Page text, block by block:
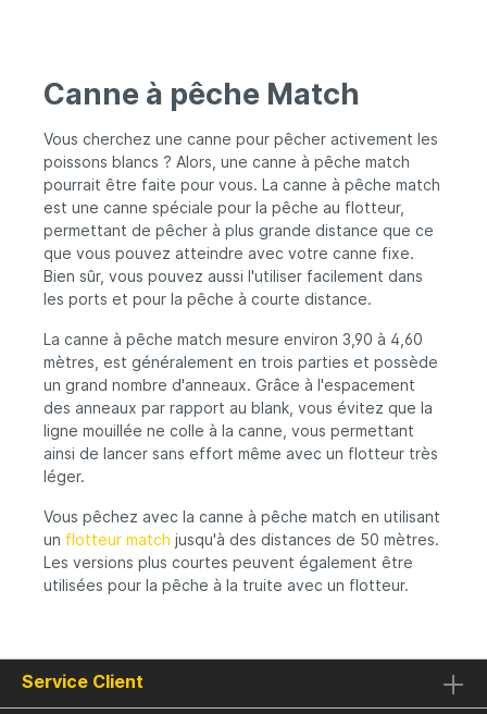
Canne à pêche Match
Vous cherchez une canne pour pêcher activement les
poissons blancs ? Alors, une canne à pêche match
pourrait être faite pour vous. La canne à pêche match
est une canne spéciale pour la pêche au flotteur,
permettant de pêcher à plus grande distance que ce
que vous pouvez atteindre avec votre canne fixe.
Bien sûr, vous pouvez aussi l'utiliser facilement dans
les ports et pour la pêche à courte distance.
La canne à pêche match mesure environ 3,90 à 4,60
mètres, est généralement en trois parties et possède
un grand nombre d'anneaux. Grâce à l'espacement
des anneaux par rapport au blank, vous évitez que la
ligne mouillée ne colle à la canne, vous permettant
ainsi de lancer sans effort même avec un flotteur très
léger.
Vous pêchez avec la canne à pêche match en utilisant
un flotteur match jusqu'à des distances de 50 mètres.
Les versions plus courtes peuvent également être
utilisées pour la pêche à la truite avec un flotteur.
Service Client